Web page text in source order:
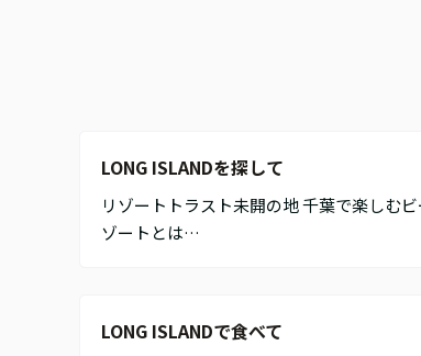
LONG ISLANDを探して
リゾートトラスト未開の地 千葉で楽しむビ
ゾートとは…
LONG ISLANDで食べて